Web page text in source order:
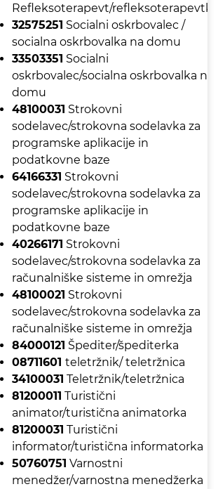
Refleksoterapevt/refleksoterapevtka
32575251 Socialni oskrbovalec /
socialna oskrbovalka na domu
33503351 Socialni
oskrbovalec/socialna oskrbovalka na
domu
48100031 Strokovni
sodelavec/strokovna sodelavka za
programske aplikacije in
podatkovne baze
64166331 Strokovni
sodelavec/strokovna sodelavka za
programske aplikacije in
podatkovne baze
40266171 Strokovni
sodelavec/strokovna sodelavka za
računalniške sisteme in omrežja
48100021 Strokovni
sodelavec/strokovna sodelavka za
računalniške sisteme in omrežja
84000121 Špediter/špediterka
08711601 teletržnik/ teletržnica
34100031 Teletržnik/teletržnica
81200011 Turistični
animator/turistična animatorka
81200031 Turistični
informator/turistična informatorka
50760751 Varnostni
menedžer/varnostna menedžerka